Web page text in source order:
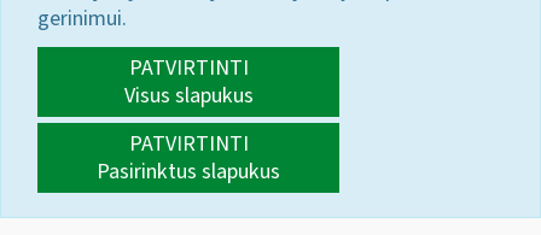
gerinimui.
PATVIRTINTI
Visus slapukus
PATVIRTINTI
Pasirinktus slapukus